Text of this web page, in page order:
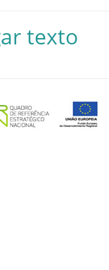
texto